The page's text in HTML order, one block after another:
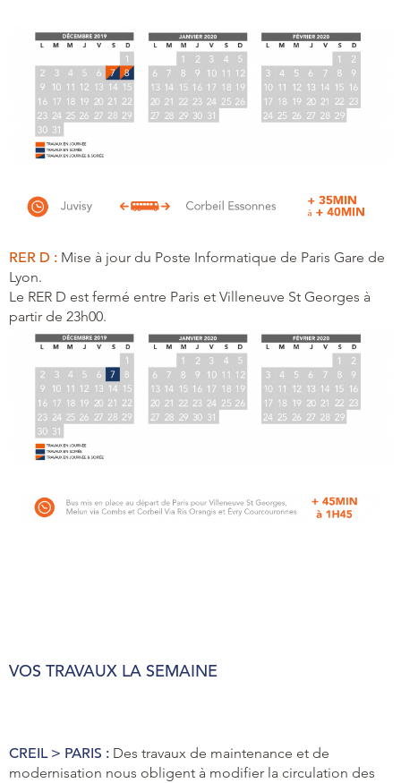
RER D : Mise à jour du Poste Informatique de Paris Gare de
Lyon.
Le RER D est fermé entre Paris et Villeneuve St Georges à
partir de 23h00.
VOS TRAVAUX LA SEMAINE
CREIL > PARIS : Des travaux de maintenance et de
modernisation nous obligent à modifier la circulation des